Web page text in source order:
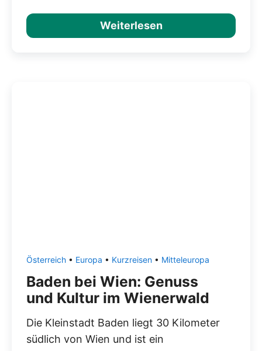
Weiterlesen
Österreich • Europa • Kurzreisen • Mitteleuropa
Baden bei Wien: Genuss
und Kultur im Wienerwald
Die Kleinstadt Baden liegt 30 Kilometer
südlich von Wien und ist ein